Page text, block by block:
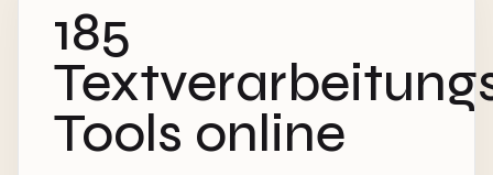
185
Tools online